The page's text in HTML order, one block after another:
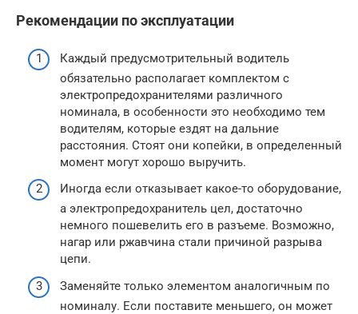
Рекомендации по эксплуатации
Каждый предусмотрительный водитель
обязательно располагает комплектом с
электропредохранителями различного
номинала, в особенности это необходимо тем
водителям, которые ездят на дальние
расстояния. Стоят они копейки, в определенный
момент могут хорошо выручить.
Иногда если отказывает какое-то оборудование,
а электропредохранитель цел, достаточно
немного пошевелить его в разъеме. Возможно,
нагар или ржавчина стали причиной разрыва
цепи.
Заменяйте только элементом аналогичным по
номиналу. Если поставите меньшего, он может